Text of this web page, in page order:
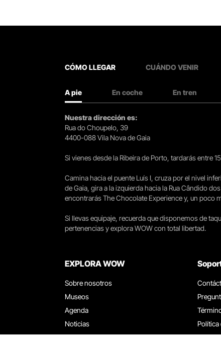
CÓMO LLEGAR CUÁNDO VENIR
A pie En coche En tren
Nuestra dirección es:
Rua do Choupelo, 39
4400-088 Vila Nova de Gaia
Si vienes desde la Ribeira de Porto, tardarás entre
Camina hacia el puente Luís I, cruza por el nivel
de Gaia, gira a la izquierda hacia la Rua Cândido
encontrarás The Chocolate Experience y, un poco
Si llevas equipaje, recuerda que disponemos de
pertenencias y explora WOW con total libertad.
EXPLORA WOW
Sobre nosotros
Museos
Agenda
Noticias
Restaurantes
Política